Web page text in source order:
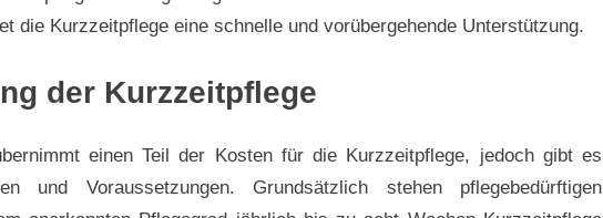
die Kurzzeitpflege eine schnelle und vorübergehende Unterstützung.
der Kurzzeitpflege
einen Teil der Kosten für die Kurzzeitpflege, jedoch gibt es
und Voraussetzungen. Grundsätzlich stehen pflegebedürftigen